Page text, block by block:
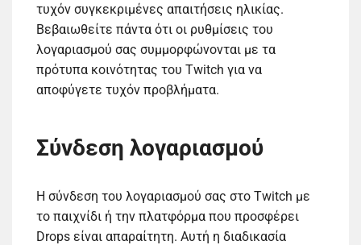
τυχόν συγκεκριμένες απαιτήσεις ηλικίας.
Βεβαιωθείτε πάντα ότι οι ρυθμίσεις του
λογαριασμού σας συμμορφώνονται με τα
πρότυπα κοινότητας του Twitch για να
αποφύγετε τυχόν προβλήματα.
Σύνδεση λογαριασμού
Η σύνδεση του λογαριασμού σας στο Twitch με
το παιχνίδι ή την πλατφόρμα που προσφέρει
Drops είναι απαραίτητη. Αυτή η διαδικασία